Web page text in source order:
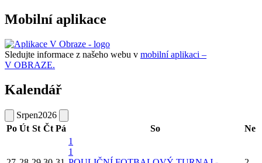
Mobilní aplikace
Sledujte informace z našeho webu v mobilní aplikaci –
V OBRAZE.
Kalendář
Srpen2026
Po Út St Čt Pá So Ne
1
1